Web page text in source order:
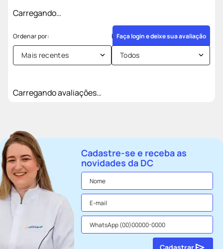
Carregando…
Faça login e deixe sua avaliação
Mais recentes Todos
Carregando avaliações…
Cadastre-se e receba as
novidades da DC
Cadastrar